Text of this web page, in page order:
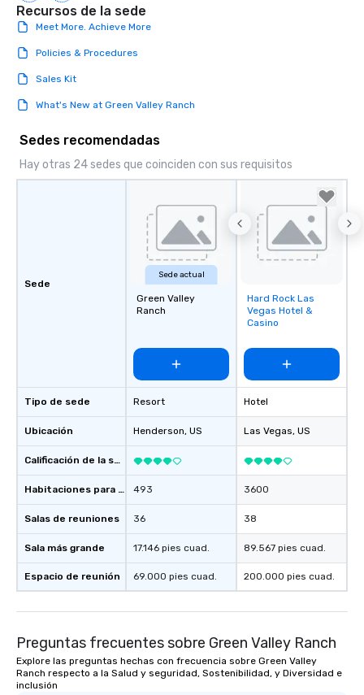
Recursos de la sede
Meet More. Achieve More
Policies & Procedures
Sales Kit
What's New at Green Valley Ranch
Sedes recomendadas
Hay otras 24 sedes que coinciden con sus requisitos
Sede
Tipo de sede
Ubicación
Calificación de la sede
Habitaciones para huéspedes
Salas de reuniones
Sala más grande
Espacio de reunión
Sede actual
Green Valley
Ranch
Resort
Henderson, US
493
36
17.146 pies cuad.
69.000 pies cuad.
Removed from
favorites
Hard Rock Las
Vegas Hotel &
Casino
Hotel
Las Vegas, US
3600
38
89.567 pies cuad.
200.000 pies cuad.
Preguntas frecuentes sobre Green Valley Ranch
Explore las preguntas hechas con frecuencia sobre Green Valley
Ranch respecto a la Salud y seguridad, Sostenibilidad, y Diversidad e
inclusión